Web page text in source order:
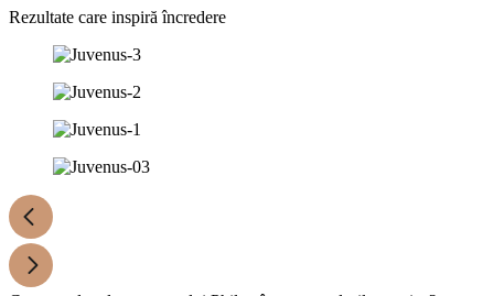
Rezultate care inspiră încredere